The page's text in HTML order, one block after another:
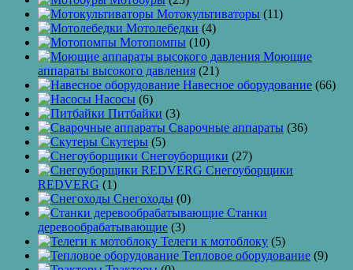
Мотокультиваторы (11)
Мотолебедки (4)
Мотопомпы (10)
Моющие
аппараты высокого давления (21)
Навесное оборудование (66)
Насосы (6)
Питбайки (3)
Сварочные аппараты (36)
Скутеры (5)
Снегоуборщики (27)
Снегоуборщики
REDVERG (1)
Снегоходы (0)
Станки
деревообрабатывающие (3)
Телеги к мотоблоку (5)
Тепловое оборудование (9)